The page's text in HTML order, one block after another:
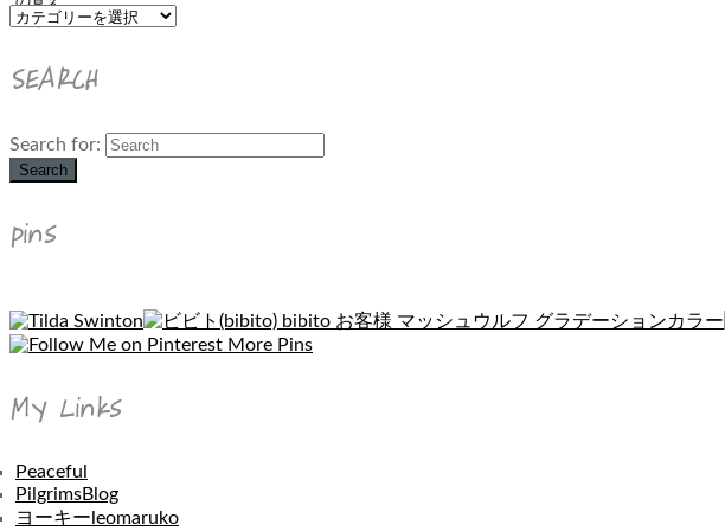
SEARCH
Search for:
Search
pins
More Pins
My Links
Peaceful
PilgrimsBlog
ヨーキーleomaruko